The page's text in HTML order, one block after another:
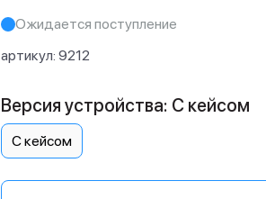
Ожидается поступление
артикул: 9212
Версия устройства: С кейсом
С кейсом